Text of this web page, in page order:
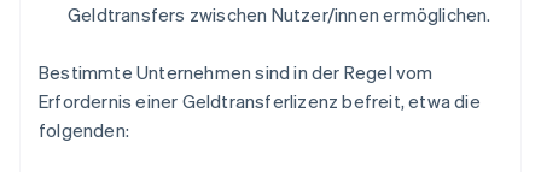
Geldtransfers zwischen Nutzer/innen ermöglichen.
Bestimmte Unternehmen sind in der Regel vom
Erfordernis einer Geldtransferlizenz befreit, etwa die
folgenden: